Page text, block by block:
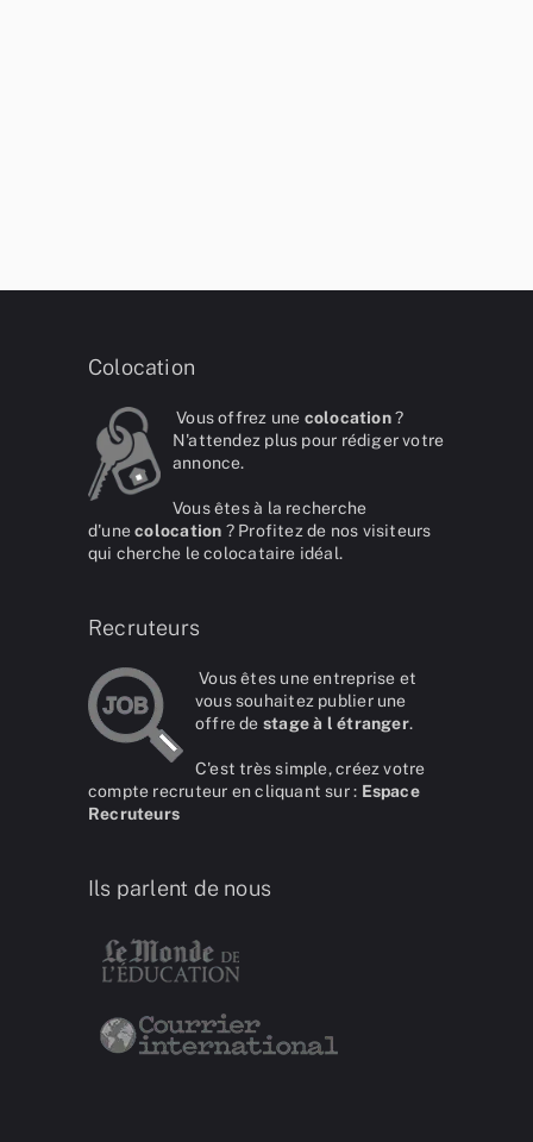
Colocation
Vous offrez une colocation?
N'attendez plus pour rédiger votre
annonce.
Vous êtes à la recherche
d'unecolocation ? Profitez de nos visiteurs
qui cherche le colocataire idéal.
Recruteurs
Vous êtes une entreprise et
vous souhaitez publier une
offre de stage à l étranger.
C'est très simple, créez votre
compte recruteur en cliquant sur : Espace
Recruteurs
Ils parlent de nous